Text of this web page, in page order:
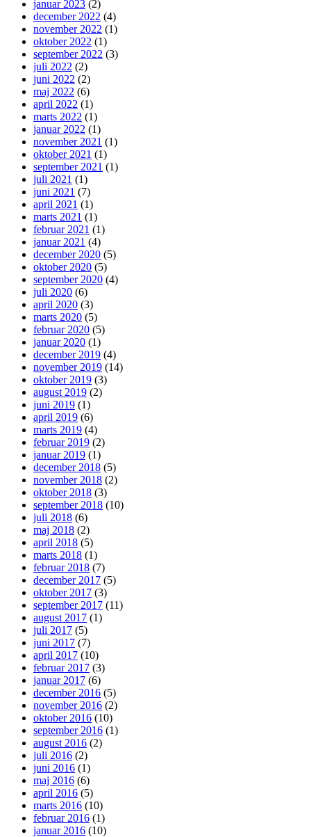
januar 2023 (2)
december 2022 (4)
november 2022 (1)
oktober 2022 (1)
september 2022 (3)
juli 2022 (2)
juni 2022 (2)
maj 2022 (6)
april 2022 (1)
marts 2022 (1)
januar 2022 (1)
november 2021 (1)
oktober 2021 (1)
september 2021 (1)
juli 2021 (1)
juni 2021 (7)
april 2021 (1)
marts 2021 (1)
februar 2021 (1)
januar 2021 (4)
december 2020 (5)
oktober 2020 (5)
september 2020 (4)
juli 2020 (6)
april 2020 (3)
marts 2020 (5)
februar 2020 (5)
januar 2020 (1)
december 2019 (4)
november 2019 (14)
oktober 2019 (3)
august 2019 (2)
juni 2019 (1)
april 2019 (6)
marts 2019 (4)
februar 2019 (2)
januar 2019 (1)
december 2018 (5)
november 2018 (2)
oktober 2018 (3)
september 2018 (10)
juli 2018 (6)
maj 2018 (2)
april 2018 (5)
marts 2018 (1)
februar 2018 (7)
december 2017 (5)
oktober 2017 (3)
september 2017 (11)
august 2017 (1)
juli 2017 (5)
juni 2017 (7)
april 2017 (10)
februar 2017 (3)
januar 2017 (6)
december 2016 (5)
november 2016 (2)
oktober 2016 (10)
september 2016 (1)
august 2016 (2)
juli 2016 (2)
juni 2016 (1)
maj 2016 (6)
april 2016 (5)
marts 2016 (10)
februar 2016 (1)
januar 2016 (10)